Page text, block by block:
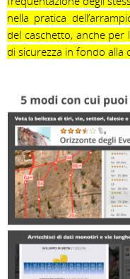
nella pratica
del caschetto, anche per
di sicurezza in fondo alla